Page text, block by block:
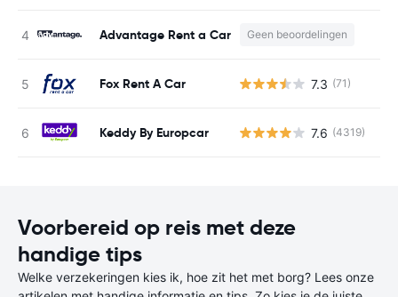
Advantage Rent a Car Geen beoordelingen
Fox Rent A Car 7.3 (71)
Keddy By Europcar 7.6 (4319)
Voorbereid op reis met deze
handige tips
Welke verzekeringen kies ik, hoe zit het met borg? Lees onze